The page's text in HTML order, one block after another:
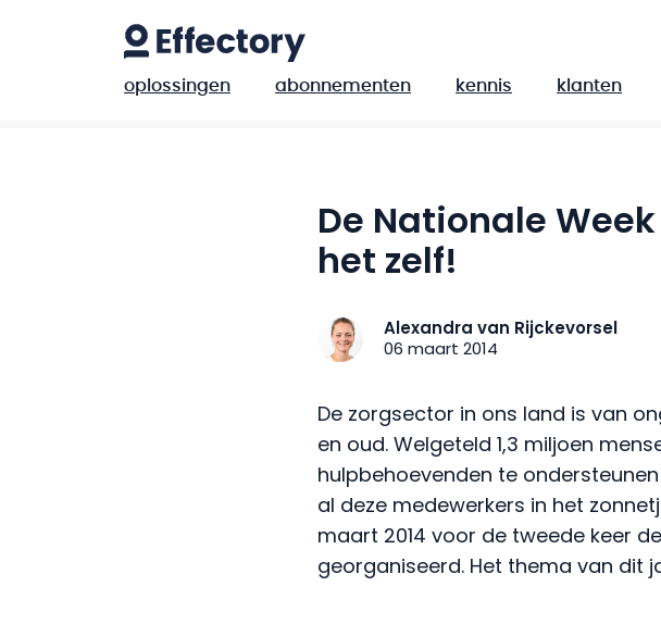
oplossingen abonnementen kennis klanten
De Nationale
het zelf!
Alexandra van Rijckevorsel
06 maart 2014
De zorgsector in ons land is van
en oud. Welgeteld 1,3 miljoen
hulpbehoevenden te
al deze medewerkers in het
maart 2014 voor de tweede keer
georganiseerd. Het thema van dit